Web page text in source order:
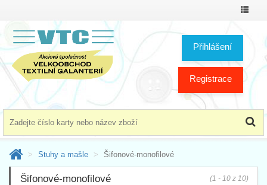
Přihlášení
Registrace
Stuhy a mašle Šifonové-monofilové
Šifonové-monofilové (1 - 10 z 10)